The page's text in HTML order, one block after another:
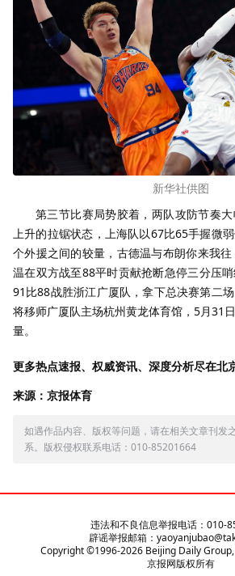
新华社供图
第三节比赛局势胶着，两队攻防节奏
上升的拉锯状态，上海队以67比65手握微
个外援之间的较量，古德温与布朗你来我
温在双方战至88平时贡献抢断急停三分压
91比88战胜浙江广厦队，拿下总决赛第二
将移师广厦队主场杭州黄龙体育馆，5月31
量。
更多热点速报、权威资讯、深度分析尽在北
来源：京报体育
如遇作品内容、版权等问题，请在相关文章刊发
系。版权侵权联系电话：010-85201664
违法和不良信息举报电话：010-
辟谣举报邮箱：
Copyright ©1996-2026Beijing Daily
京报网版权所有